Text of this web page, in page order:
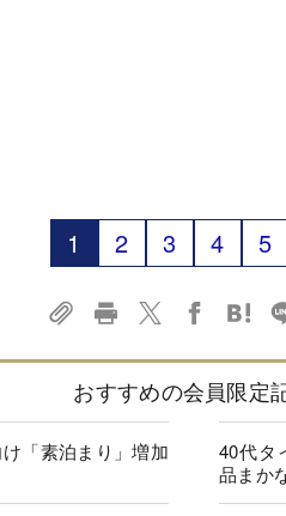
1 2 3 4 5
おすすめの会員限定
「素泊まり」増加
40代タ
品まか